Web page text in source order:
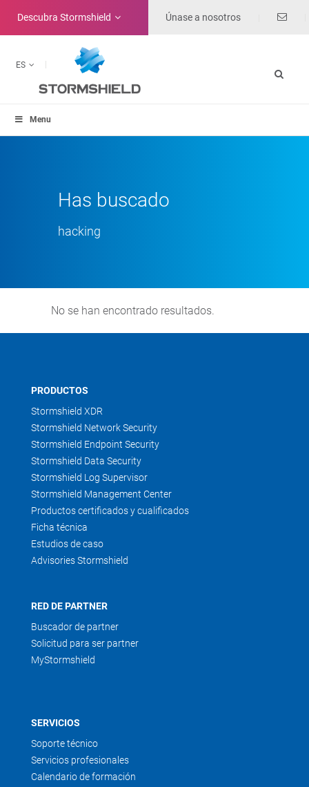
Descubra Stormshield Únase a nosotros
ES
Menu
Has buscado
hacking
No se han encontrado resultados.
PRODUCTOS
Stormshield XDR
Stormshield Network Security
Stormshield Endpoint Security
Stormshield Data Security
Stormshield Log Supervisor
Stormshield Management Center
Productos certificados y cualificados
Ficha técnica
Estudios de caso
Advisories Stormshield
RED DE PARTNER
Buscador de partner
Solicitud para ser partner
MyStormshield
SERVICIOS
Soporte técnico
Servicios profesionales
Calendario de formación